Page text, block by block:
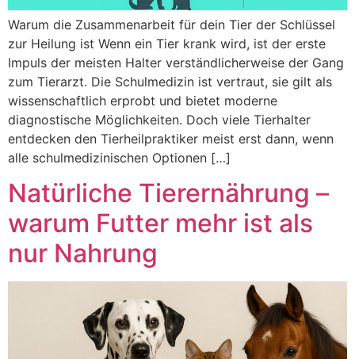
Warum die Zusammenarbeit für dein Tier der Schlüssel
zur Heilung ist Wenn ein Tier krank wird, ist der erste
Impuls der meisten Halter verständlicherweise der Gang
zum Tierarzt. Die Schulmedizin ist vertraut, sie gilt als
wissenschaftlich erprobt und bietet moderne
diagnostische Möglichkeiten. Doch viele Tierhalter
entdecken den Tierheilpraktiker meist erst dann, wenn
alle schulmedizinischen Optionen […]
Natürliche Tierernährung –
warum Futter mehr ist als
nur Nahrung